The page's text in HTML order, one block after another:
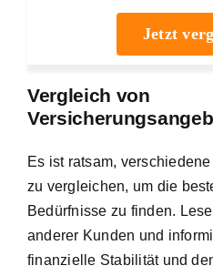
Jetzt
Vergleich von
Es ist ratsam,
zu vergleichen, um die
Bedürfnisse zu finden.
anderer Kunden und
finanzielle Stabilität und